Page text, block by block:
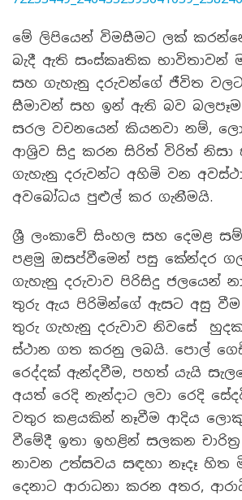
මේ ලිපියෙන් විමසීමට ලක්
බැදී ඇති සංස්කෘතික භාවිතාවන්
සහ ගැහැනු දරුවන්ගේ ජීවිත
සීමාවන් සහ ඉන් ඇති බව බලපෑම
සරල වචනයෙන් කියනවා නම්,
ආශ්‍රිව සිදු කරන සිරිත් විරිත් නිසා
ගැහැනු දරුවන්ට අහිමි වන
අවබෝධය පුළුල් කර ගැනීමයි.
ශ්‍රී ලංකාවේ සිංහල සහ දෙමළ
පළමු ඔසප්වීමෙන් පසු කේන්දර
ගැහැනු දරුවාව පිරිසිදු ජලයෙන්
තුරු ඇය පිරිමින්ගේ ඇසට අසු වීම
තුරු ගැහැනු දරුවාව නිවසේ
ස්ථාන ගත කරනු ලබයි. පොල්
රෙද්දක් ඇන්දවීම, පහත් යැයි
අයත් රෙදි නැන්දාට ලවා රෙදි
වතුර කළයකින් නෑවීම ආදිය
වීමේදී ඉතා ඉහළින් සලකන
නාවන උත්සවය සඳහා නෑදෑ හිත
දෙනාට ආරාධනා කරන අතර,